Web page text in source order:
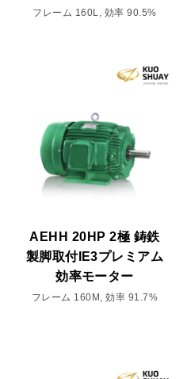
フレーム 160L, 効率 90.5%
AEHH 20HP 2極 鋳鉄
製脚取付IE3プレミアム
効率モーター
フレーム 160M, 効率 91.7%